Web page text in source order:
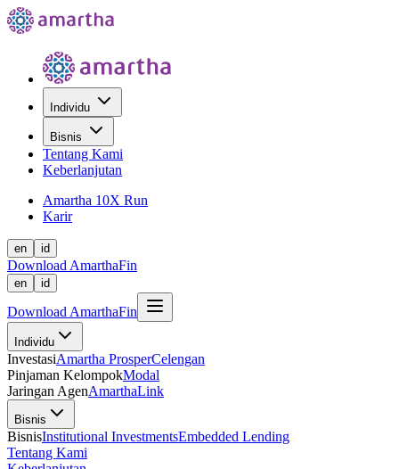
Individu
Bisnis
Tentang Kami
Keberlanjutan
Amartha 10X Run
Karir
en id
Download AmarthaFin
en id
Download AmarthaFin
Individu
InvestasiAmartha ProsperCelengan
Pinjaman KelompokModal
Jaringan AgenAmarthaLink
Bisnis
BisnisInstitutional InvestmentsEmbedded Lending
Tentang Kami